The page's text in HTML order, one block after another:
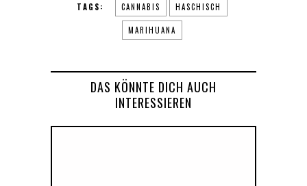
TAGS: CANNABIS HASCHISCH
MARIHUANA
DAS KÖNNTE DICH AUCH
INTERESSIEREN